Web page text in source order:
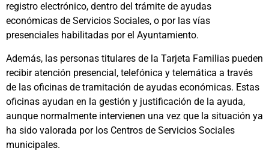
registro electrónico, dentro del trámite de ayudas
económicas de Servicios Sociales, o por las vías
presenciales habilitadas por el Ayuntamiento.
Además, las personas titulares de la Tarjeta Familias pueden
recibir atención presencial, telefónica y telemática a través
de las oficinas de tramitación de ayudas económicas. Estas
oficinas ayudan en la gestión y justificación de la ayuda,
aunque normalmente intervienen una vez que la situación ya
ha sido valorada por los Centros de Servicios Sociales
municipales.